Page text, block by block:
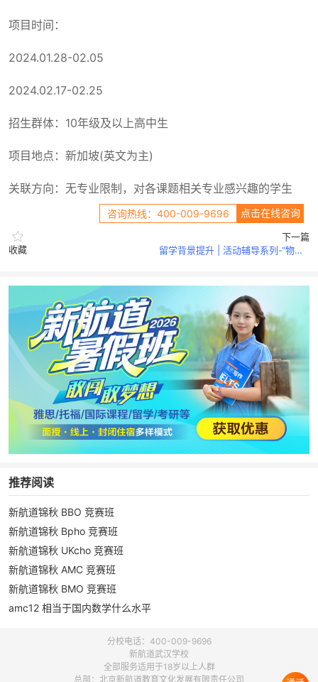
项目时间：
2024.01.28-02.05
2024.02.17-02.25
招生群体：10年级及以上高中生
项目地点：新加坡(英文为主)
关联方向：无专业限制，对各课题相关专业感兴趣的学生
咨询热线：400-009-9696 点击在线咨询
收藏
下一篇
留学背景提升 | 活动辅导系列-“物理杯”美国高中物理思维挑战活动辅导
推荐阅读
新航道锦秋 BBO 竞赛班
新航道锦秋 Bpho 竞赛班
新航道锦秋 UKcho 竞赛班
新航道锦秋 AMC 竞赛班
新航道锦秋 BMO 竞赛班
amc12 相当于国内数学什么水平
分校电话：400-009-9696
新航道武汉学校
全部服务适用于18岁以上人群
总部：北京新航道教育文化发展有限责任公司